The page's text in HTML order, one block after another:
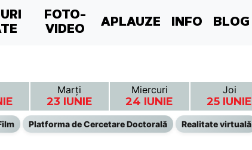
FOTO-
VIDEO
APLAUZE INFO BLOG
Marți
23 IUNIE
Miercuri
24 IUNIE
Joi
25 IUNIE
Platforma de Cercetare Doctorală Realitate virtuală